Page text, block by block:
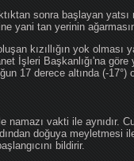
sonra başlayan
yani tan yerinin
kızıllığın yok olması
İşleri Başkanlığı'na göre
17 derece altında (-17°)
namazı vakti ile aynıdır.
doğuya meyletmesi
bildirir.